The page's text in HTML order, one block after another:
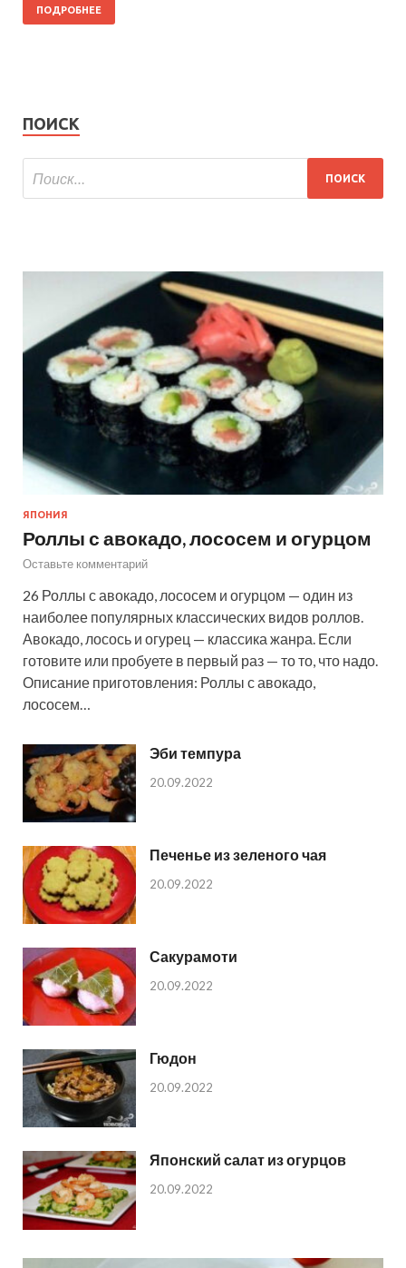
ПОДРОБНЕЕ
ПОИСК
ЯПОНИЯ
Роллы с авокадо, лососем и огурцом
Оставьте комментарий
26 Роллы с авокадо, лососем и огурцом — один из
наиболее популярных классических видов роллов.
Авокадо, лосось и огурец — классика жанра. Если
готовите или пробуете в первый раз — то то, что надо.
Описание приготовления: Роллы с авокадо,
лососем…
Эби темпура
20.09.2022
Печенье из зеленого чая
20.09.2022
Сакурамоти
20.09.2022
Гюдон
20.09.2022
Японский салат из огурцов
20.09.2022